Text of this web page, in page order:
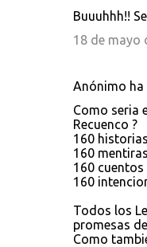
Buuuhhh!!
18 de mayo
Anónimo
Como seria
Recuenco ?
160
160
160
160
Todos los
promesas
Como